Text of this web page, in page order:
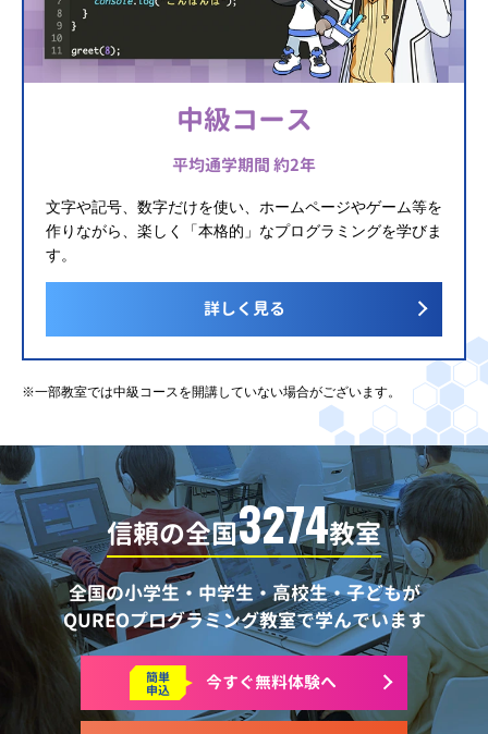
中級コース
平均通学期間 約2年
文字や記号、数字だけを使い、ホームページやゲーム等を
作りながら、楽しく「本格的」なプログラミングを学びま
す。
詳しく見る
※一部教室では中級コースを開講していない場合がございます。
信頼の全国3274教室
全国の小学生・中学生・高校生・子どもが
QUREOプログラミング教室で学んでいます
簡単
申込 今すぐ無料体験へ